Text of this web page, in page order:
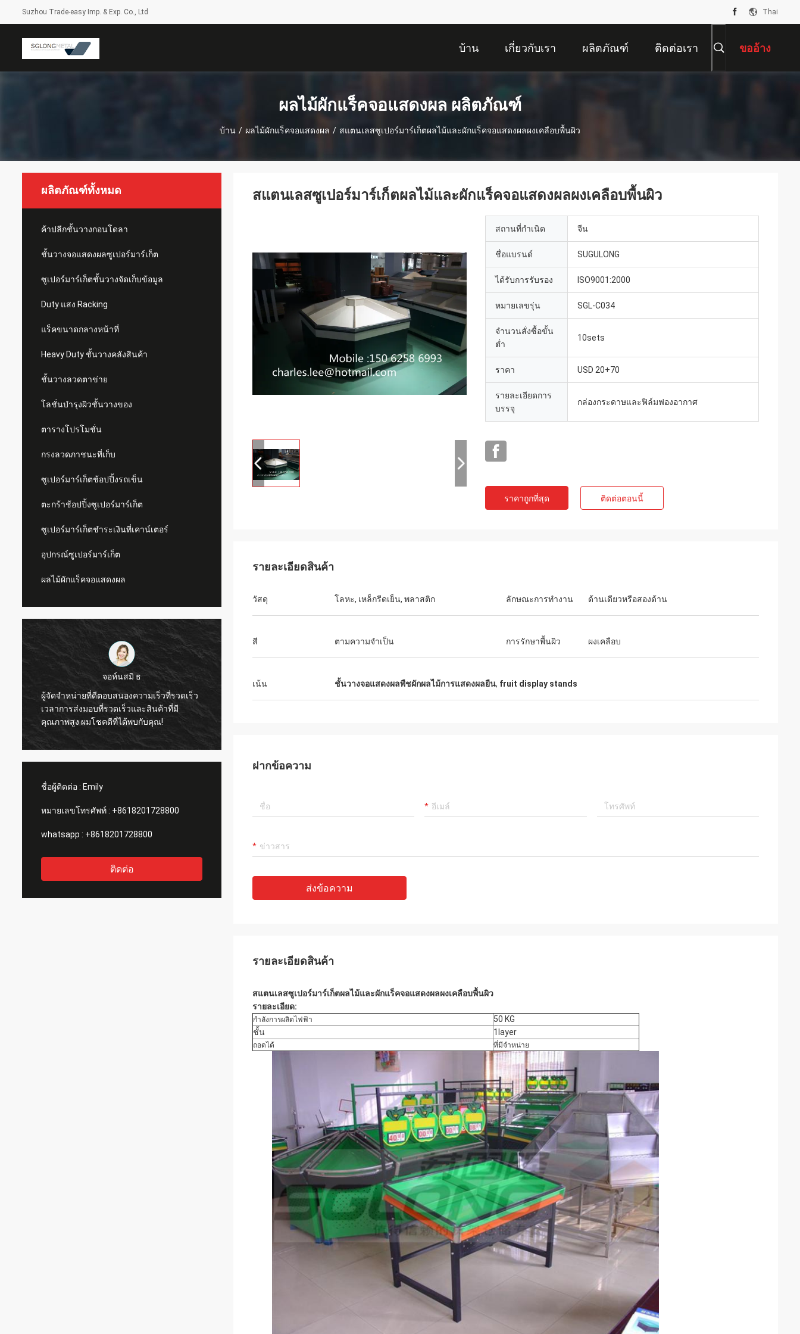
Suzhou Trade-easy Imp. & Exp. Co., Ltd Thai
บ้าน เกี่ยวกับเรา ผลิตภัณฑ์ ติดต่อเรา ขออ้าง
ผลไม้ผักแร็คจอแสดงผล ผลิตภัณฑ์
บ้าน / ผลไม้ผักแร็คจอแสดงผล / สแตนเลสซูเปอร์มาร์เก็ตผลไม้และผักแร็คจอแสดงผลผงเคลือบพื้นผิว
ผลิตภัณฑ์ทั้งหมด
ค้าปลีกชั้นวางกอนโดลา
ชั้นวางจอแสดงผลซูเปอร์มาร์เก็ต
ซูเปอร์มาร์เก็ตชั้นวางจัดเก็บข้อมูล
Duty แสง Racking
แร็คขนาดกลางหน้าที่
Heavy Duty ชั้นวางคลังสินค้า
ชั้นวางลวดตาข่าย
โลชั่นบำรุงผิวชั้นวางของ
ตารางโปรโมชั่น
กรงลวดภาชนะที่เก็บ
ซูเปอร์มาร์เก็ตช้อปปิ้งรถเข็น
ตะกร้าช้อปปิ้งซูเปอร์มาร์เก็ต
ซูเปอร์มาร์เก็ตชำระเงินที่เคาน์เตอร์
อุปกรณ์ซูเปอร์มาร์เก็ต
ผลไม้ผักแร็คจอแสดงผล
จอห์นสมิ ธ
ผู้จัดจำหน่ายที่ดีตอบสนองความเร็วที่รวดเร็ว
เวลาการส่งมอบที่รวดเร็วและสินค้าที่มี
คุณภาพสูง ผมโชคดีที่ได้พบกับคุณ!
โมฮาเหม็ Rebai
ผมยินดีมากกับการบริการของ บริษัท นี้ผมเชื่อ
ชื่อผู้ติดต่อ : Emily
หมายเลขโทรศัพท์ : +8618201728800
whatsapp : +8618201728800
ติดต่อ
สแตนเลสซูเปอร์มาร์เก็ตผลไม้และผักแร็คจอแสดงผลผงเคลือบพื้นผิว
สถานที่กำเนิด จีน
ชื่อแบรนด์ SUGULONG
ได้รับการรับรอง ISO9001:2000
หมายเลขรุ่น SGL-C034
จำนวนสั่งซื้อขั้น
ต่ำ
10sets
ราคา USD 20+70
รายละเอียดการ
บรรจุ
กล่องกระดาษและฟิล์มฟองอากาศ
ราคาถูกที่สุด ติดต่อตอนนี้
รายละเอียดสินค้า
วัสดุ โลหะ, เหล็กรีดเย็น, พลาสติก ลักษณะการทำงาน ด้านเดียวหรือสองด้าน
สี ตามความจำเป็น การรักษาพื้นผิว ผงเคลือบ
เน้น ชั้นวางจอแสดงผลพืชผักผลไม้การแสดงผลยืน, fruit display stands
ฝากข้อความ
ส่งข้อความ
รายละเอียดสินค้า
สแตนเลสซูเปอร์มาร์เก็ตผลไม้และผักแร็คจอแสดงผลผงเคลือบพื้นผิว
รายละเอียด:
กำลังการผลิตไฟฟ้า
50 KG
ชั้น
1layer
ถอดได้ ที่มีจำหน่าย